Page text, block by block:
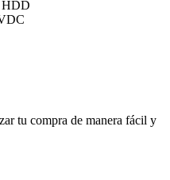
HDD
tu compra de manera fácil y